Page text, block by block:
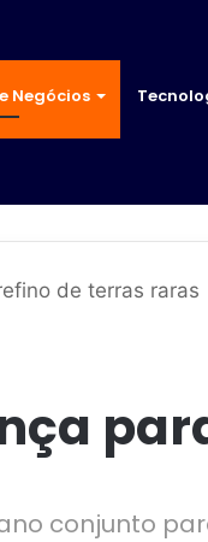
Negócios
de terras raras
conjunto